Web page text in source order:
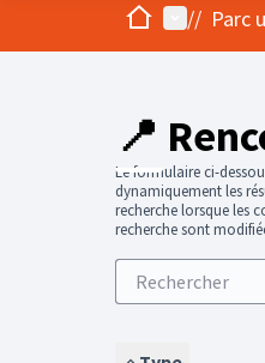
AccueilMenu
// Parc
📍
Le formulaire ci-
dynamiquement les
recherche lorsque les
recherche sont